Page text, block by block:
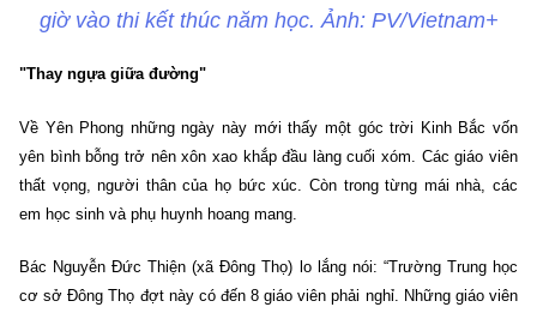
giờ vào thi kết thúc năm học. Ảnh: PV/Vietnam+
"Thay ngựa giữa đường"
Về Yên Phong những ngày này mới thấy một góc trời Kinh Bắc vốn
yên bình bỗng trở nên xôn xao khắp đầu làng cuối xóm. Các giáo viên
thất vọng, người thân của họ bức xúc. Còn trong từng mái nhà, các
em học sinh và phụ huynh hoang mang.
Bác Nguyễn Đức Thiện (xã Đông Thọ) lo lắng nói: “Trường Trung học
cơ sở Đông Thọ đợt này có đến 8 giáo viên phải nghỉ. Những giáo viên